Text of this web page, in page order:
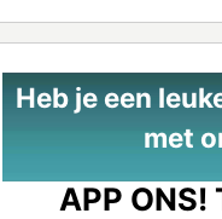
Heb je een
met
APP ONS!